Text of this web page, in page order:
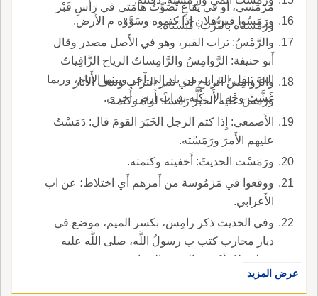
مَرْمَسي، أَو في يَفاعٍ تُصَوِّتُ هامَتي في رَأْسِ قَبْر
ورَمَسْناه بالتُّرْب: كَبَسْناه.
ورَمَسُوا قبر فلان إِذا كتموه وسَوَّوْه م الأَرض.
والرَّمْسُ: تراب القبر، وهو في الأَصل مصدر وقال
أَبو حنيفة: الرَّوامِسُ والرَّامِساتُ الرياح الزَّافِياتُ
الت تنقل التراب من بلد إِلى آخر وبينها الأَيام، وربما
غَشَّتْ وجْه الأَر كُلَّه بتراب أَرض أُخرى.
والرَّوامِسُ الرياح لتي تثير التراب وتدف الآثار
ورَمَسَ عليه الخبرَ رَمْساً: لواه وكتمه.
الأَصمعي: إِذا كتم الرجل الخَبَرَ القومَ قال: دَمَسْتُ
عليهم الأَمرَ ورَمَسْته.
ورَمَسْت الحديثَ: أَخفيته وكتمته.
ووقعوا في مَرْمُوسة من أَمرهم أَي اختلاط؛ عن اب
الأَعرابي.
وفي الحديث ذكر رامِس، بكسر الميم، موضع في
ديار محارب كتب ب رسولُ اللَّه، صلى اللَّه عليه
وسلم، لعُظَيْمِ بنِ الحَرث المُحاربيّ.
عرض المزيد